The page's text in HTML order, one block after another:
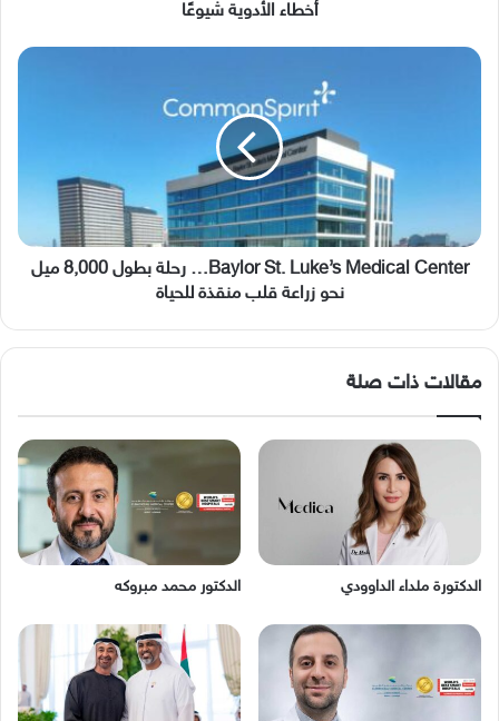
أخطاء الأدوية شيوعًا
Baylor
ميل
نحو
Baylor St. Luke’s Medical Center… رحلة بطول 8,000 ميل
نحو زراعة قلب منقذة للحياة
مقالات ذات صلة
الدكتورة ملداء الداوودي الدكتور محمد مبروكه